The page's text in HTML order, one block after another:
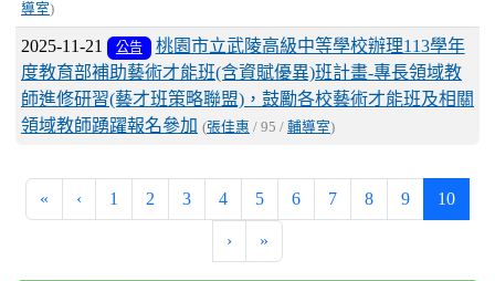
導室)
2025-11-21 公告
桃園市立武陵高級中等學校辦理113學年
度教育部補助藝術才能班(含資賦優異)班計畫-專長領域教
師進修研習(藝才班策略聯盟)，鼓勵各校藝術才能班及相關
領域教師踴躍報名參加 (張佳惠 / 95 / 輔導室)
« ‹ 1 2 3 4 5 6 7 8 9 10
› »